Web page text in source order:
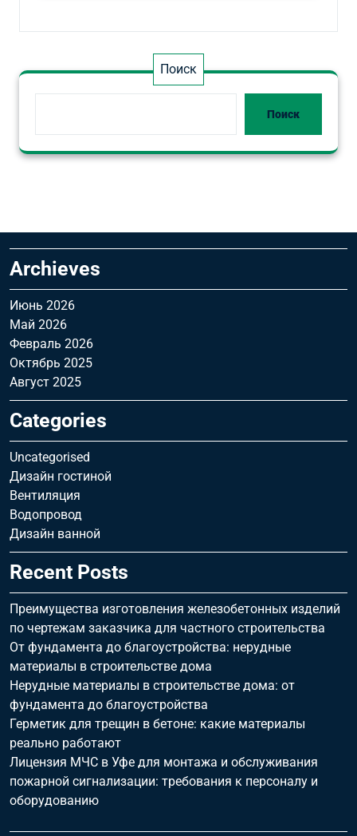
Поиск
Поиск
Archieves
Июнь 2026
Май 2026
Февраль 2026
Октябрь 2025
Август 2025
Categories
Uncategorised
Дизайн гостиной
Вентиляция
Водопровод
Дизайн ванной
Recent Posts
Преимущества изготовления железобетонных изделий
по чертежам заказчика для частного строительства
От фундамента до благоустройства: нерудные
материалы в строительстве дома
Нерудные материалы в строительстве дома: от
фундамента до благоустройства
Герметик для трещин в бетоне: какие материалы
реально работают
Лицензия МЧС в Уфе для монтажа и обслуживания
пожарной сигнализации: требования к персоналу и
оборудованию